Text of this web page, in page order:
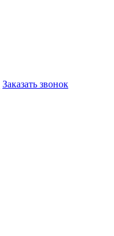
Заказать звонок